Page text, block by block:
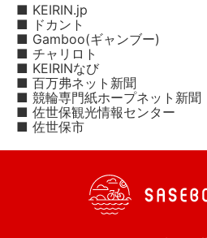
■ KEIRIN.jp
■ ドカント
■ Gamboo(ギャンブー)
■ チャリロト
■ KEIRINなび
■ 百万弗ネット新聞
■ 競輪専門紙ホープネット新聞
■ 佐世保観光情報センター
■ 佐世保市